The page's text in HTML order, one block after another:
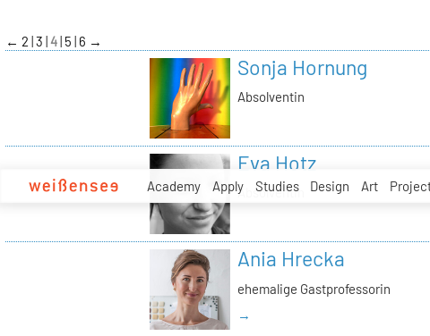
Academy Apply Studies Design Art
← 2 3 4 5 6 →
Sonja Hornung
Absolventin
Eva Hotz
Absolventin
Ania Hrecka
ehemalige Gastprofessorin
→